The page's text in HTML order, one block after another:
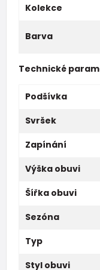
Kolekce
Barva
Technické
Podšívka
Svršek
Zapínání
Výška obuvi
Šířka obuvi
Sezóna
Typ
Styl obuvi